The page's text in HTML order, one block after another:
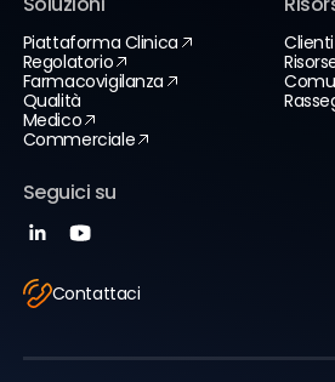
Piattaforma Clinica
Regolatorio
Farmacovigilanza
Qualità
Medico
Commerciale
Clienti
Seguici su
Contattaci